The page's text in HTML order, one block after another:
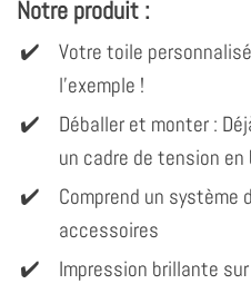
Notre produit :
Votre toile
l'exemple !
Déballer et monter :
un cadre de tension en
Comprend un système
accessoires
Impression brillante